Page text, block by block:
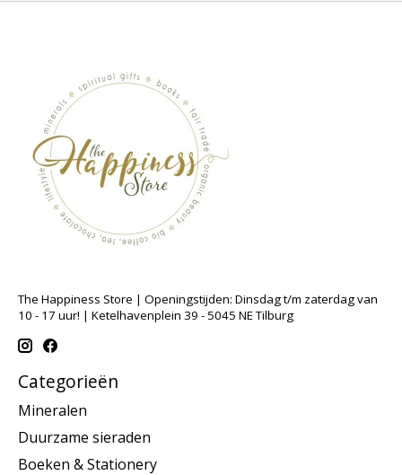
The Happiness Store | Openingstijden: Dinsdag t/m zaterdag van
10 - 17 uur! | Ketelhavenplein 39 - 5045 NE Tilburg
Categorieën
Mineralen
Duurzame sieraden
Boeken & Stationery